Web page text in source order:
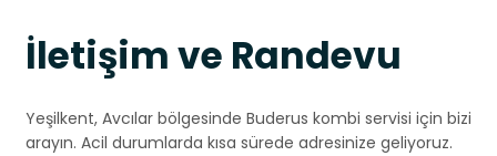
İletişim ve Randevu
Yeşilkent, Avcılar bölgesinde Buderus kombi servisi için bizi
arayın. Acil durumlarda kısa sürede adresinize geliyoruz.